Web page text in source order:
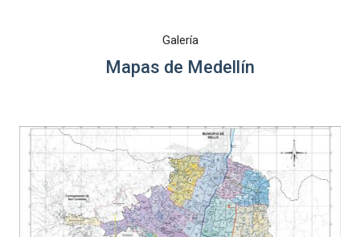
Galería
Mapas de Medellín